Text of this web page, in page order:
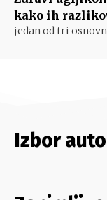
kako ih
jedan od tri
Izbor